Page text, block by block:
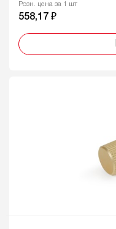
Розн. цена за 1 шт
558,17 ₽